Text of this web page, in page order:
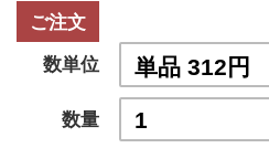
ご注文
数単位
数量